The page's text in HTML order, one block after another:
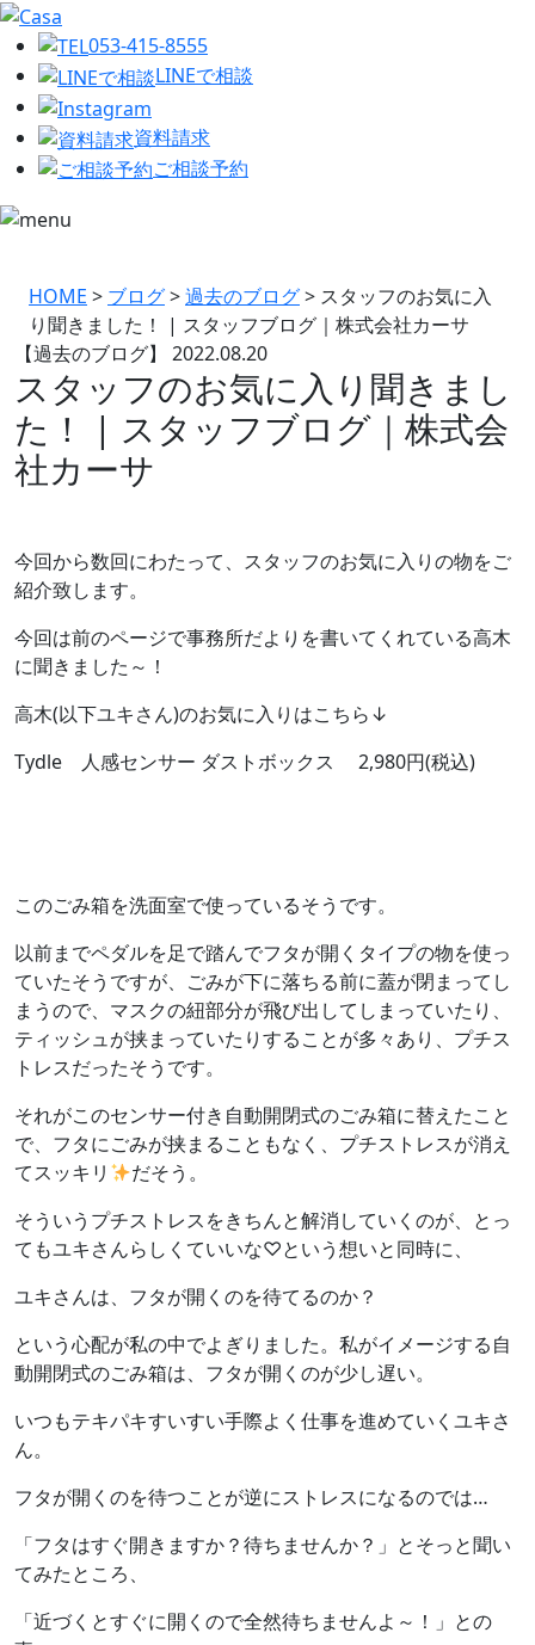
053-415-8555
LINEで相談
資料請求
ご相談予約
HOME > ブログ>過去のブログ> スタッフのお気に入
り聞きました！ | スタッフブログ｜株式会社カーサ
【過去のブログ】 2022.08.20
スタッフのお気に入り聞きまし
た！ | スタッフブログ｜株式会
社カーサ
今回から数回にわたって、スタッフのお気に入りの物をご
紹介致します。
今回は前のページで事務所だよりを書いてくれている高木
に聞きました～！
高木(以下ユキさん)のお気に入りはこちら↓
Tydle 人感センサー ダストボックス 2,980円(税込)
このごみ箱を洗面室で使っているそうです。
以前までペダルを足で踏んでフタが開くタイプの物を使っ
ていたそうですが、ごみが下に落ちる前に蓋が閉まってし
まうので、マスクの紐部分が飛び出してしまっていたり、
ティッシュが挟まっていたりすることが多々あり、プチス
トレスだったそうです。
それがこのセンサー付き自動開閉式のごみ箱に替えたこと
で、フタにごみが挟まることもなく、プチストレスが消え
てスッキリ
だそう。
そういうプチストレスをきちんと解消していくのが、とっ
てもユキさんらしくていいな♡という想いと同時に、
ユキさんは、フタが開くのを待てるのか？
という心配が私の中でよぎりました。私がイメージする自
動開閉式のごみ箱は、フタが開くのが少し遅い。
いつもテキパキすいすい手際よく仕事を進めていくユキさ
ん。
フタが開くのを待つことが逆にストレスになるのでは…
「フタはすぐ開きますか？待ちませんか？」とそっと聞い
てみたところ、
「近づくとすぐに開くので全然待ちませんよ～！」との